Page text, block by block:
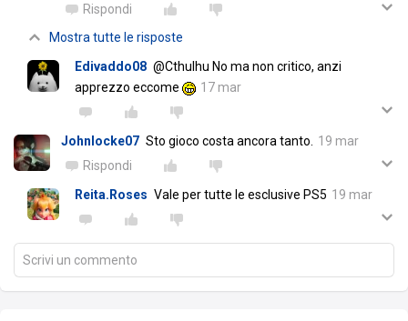
Rispondi
Mostra tutte le risposte
Edivaddo08 @Cthulhu No ma non critico, anzi
apprezzo eccome
17 mar
Johnlocke07 Sto gioco costa ancora tanto.
19 mar
Rispondi
Reita.Roses Vale per tutte le esclusive PS5 19 mar
Scrivi un commento